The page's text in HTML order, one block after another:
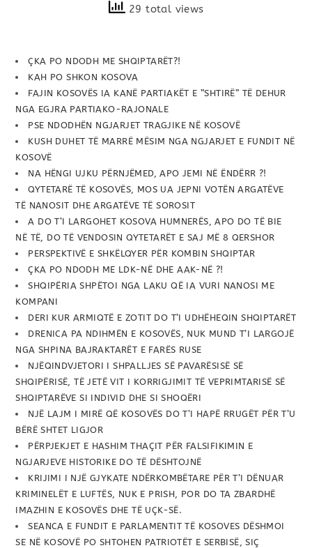
29 total views
ÇKA PO NDODH ME SHQIPTARËT?!
KAH PO SHKON KOSOVA
FAJIN KOSOVËS IA KANË PARTIAKËT E ”SHTIRË” TË DEHUR
NGA EGJRA PARTIAKO-RAJONALE
PSE NDODHËN NGJARJET TRAGJIKE NË KOSOVË
KUSH DUHET TË MARRË MËSIM NGA NGJARJET E FUNDIT NË
KOSOVË
NA HËNGI UJKU PËRNJËMED, APO JEMI NË ËNDËRR ?!
QYTETARË TË KOSOVËS, MOS UA JEPNI VOTËN ARGATËVE
TË NANOSIT DHE ARGATËVE TË SOROSIT
A DO T’I LARGOHET KOSOVA HUMNERËS, APO DO TË BIE
NË TË, DO TË VENDOSIN QYTETARËT E SAJ MË 8 QERSHOR
PERSPEKTIVË E SHKËLQYER PËR KOMBIN SHQIPTAR
ÇKA PO NDODH ME LDK-NË DHE AAK-NË ?!
SHQIPËRIA SHPËTOI NGA LAKU QË IA VURI NANOSI ME
KOMPANI
DERI KUR ARMIQTË E ZOTIT DO T’I UDHËHEQIN SHQIPTARËT
DRENICA PA NDIHMËN E KOSOVËS, NUK MUND T’I LARGOJË
NGA SHPINA BAJRAKTARËT E FARËS RUSE
NJËQINDVJETORI I SHPALLJES SË PAVARËSISË SË
SHQIPËRISË, TË JETË VIT I KORRIGJIMIT TË VEPRIMTARISË SË
SHQIPTARËVE SI INDIVID DHE SI SHOQËRI
NJË LAJM I MIRË QË KOSOVËS DO T’I HAPË RRUGËT PËR T’U
BËRË SHTET LIGJOR
PËRPJEKJET E HASHIM THAÇIT PËR FALSIFIKIMIN E
NGJARJEVE HISTORIKE DO TË DËSHTOJNË
KRIJIMI I NJË GJYKATE NDËRKOMBËTARE PËR T’I DËNUAR
KRIMINELËT E LUFTËS, NUK E PRISH, POR DO TA ZBARDHË
IMAZHIN E KOSOVËS DHE TË UÇK-SË.
SEANCA E FUNDIT E PARLAMENTIT TË KOSOVES DËSHMOI
SE NË KOSOVË PO SHTOHEN PATRIOTËT E SERBISË, SIÇ